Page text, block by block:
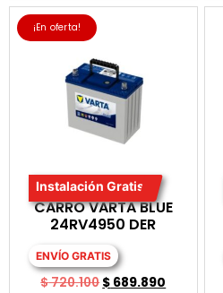
¡En oferta!
Instalación Gratis
BATERIA PARA
CARRO VARTA BLUE
24RV4950 DER
ENVÍO GRATIS
$720.100$ 689.890